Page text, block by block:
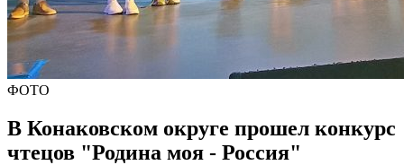
ФОТО
В Конаковском округе прошел конкурс
чтецов "Родина моя - Россия"